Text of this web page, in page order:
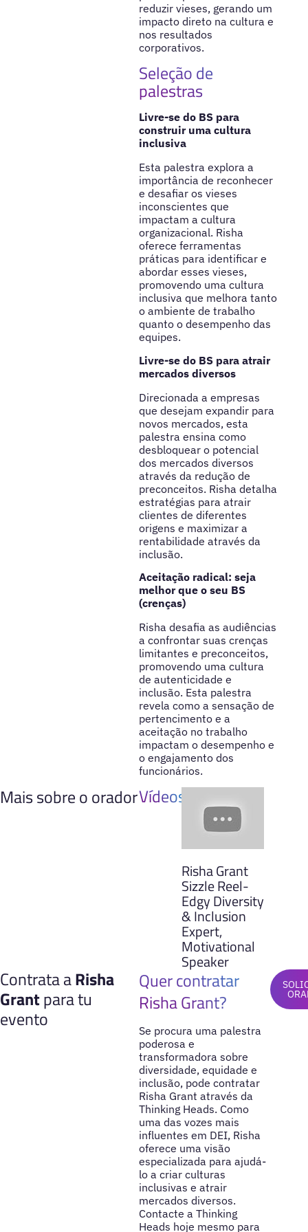
reduzir vieses, gerando um
impacto direto na cultura e
nos resultados
corporativos.
Seleção de
palestras
Livre-se do BS para
construir uma cultura
inclusiva
Esta palestra explora a
importância de reconhecer
e desafiar os vieses
inconscientes que
impactam a cultura
organizacional. Risha
oferece ferramentas
práticas para identificar e
abordar esses vieses,
promovendo uma cultura
inclusiva que melhora tanto
o ambiente de trabalho
quanto o desempenho das
equipes.
Livre-se do BS para atrair
mercados diversos
Direcionada a empresas
que desejam expandir para
novos mercados, esta
palestra ensina como
desbloquear o potencial
dos mercados diversos
através da redução de
preconceitos. Risha detalha
estratégias para atrair
clientes de diferentes
origens e maximizar a
rentabilidade através da
inclusão.
Aceitação radical: seja
melhor que o seu BS
(crenças)
Risha desafia as audiências
a confrontar suas crenças
limitantes e preconceitos,
promovendo uma cultura
de autenticidade e
inclusão. Esta palestra
revela como a sensação de
pertencimento e a
aceitação no trabalho
impactam o desempenho e
o engajamento dos
funcionários.
Mais sobre o oradorVídeos
Risha Grant
Sizzle Reel-
Edgy Diversity
& Inclusion
Expert,
Motivational
Speaker
Contrata aRisha
Grantpara tu
evento
Quer contratar
Risha Grant?
Se procura uma palestra
poderosa e
transformadora sobre
diversidade, equidade e
inclusão, pode contratar
Risha Grant através da
Thinking Heads. Como
uma das vozes mais
influentes em DEI, Risha
oferece uma visão
especializada para ajudá-
lo a criar culturas
inclusivas e atrair
mercados diversos.
Contacte a Thinking
Heads hoje mesmo para